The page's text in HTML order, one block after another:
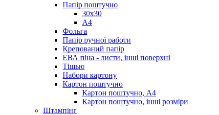
Папір поштучно
30х30
А4
Фольга
Папір ручної работи
Крепований папір
ЕВА піна - листи, інші поверхні
Тішью
Набори картону
Картон поштучно
Картон поштучно, А4
Картон поштучно, інші розміри
Штампінг